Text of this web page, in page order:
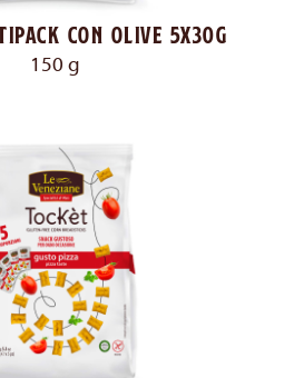
con olive 5x30g
150 g